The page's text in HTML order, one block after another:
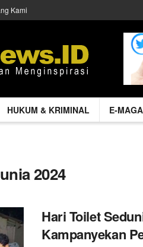
Kami
HUKUM & KRIMINAL E-
2024
Hari Toilet
Kampanyekan